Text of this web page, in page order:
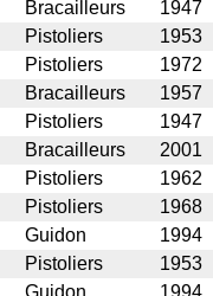
Bracailleurs
1947
Pistoliers
1953
Pistoliers
1972
Bracailleurs
1957
Pistoliers
1947
Bracailleurs
2001
Pistoliers
1962
Pistoliers
1968
Guidon
1994
Pistoliers
1953
Guidon
1994